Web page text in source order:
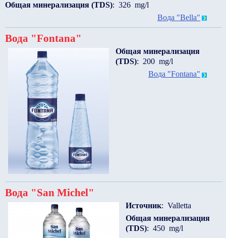
Общая минерализация (TDS): 326 mg/l
Вода "Bella"
Вода "Fontana"
Общая минерализация
(TDS): 200 mg/l
Вода "Fontana"
Вода "San Michel"
Источник: Valletta
Общая минерализация
(TDS): 450 mg/l